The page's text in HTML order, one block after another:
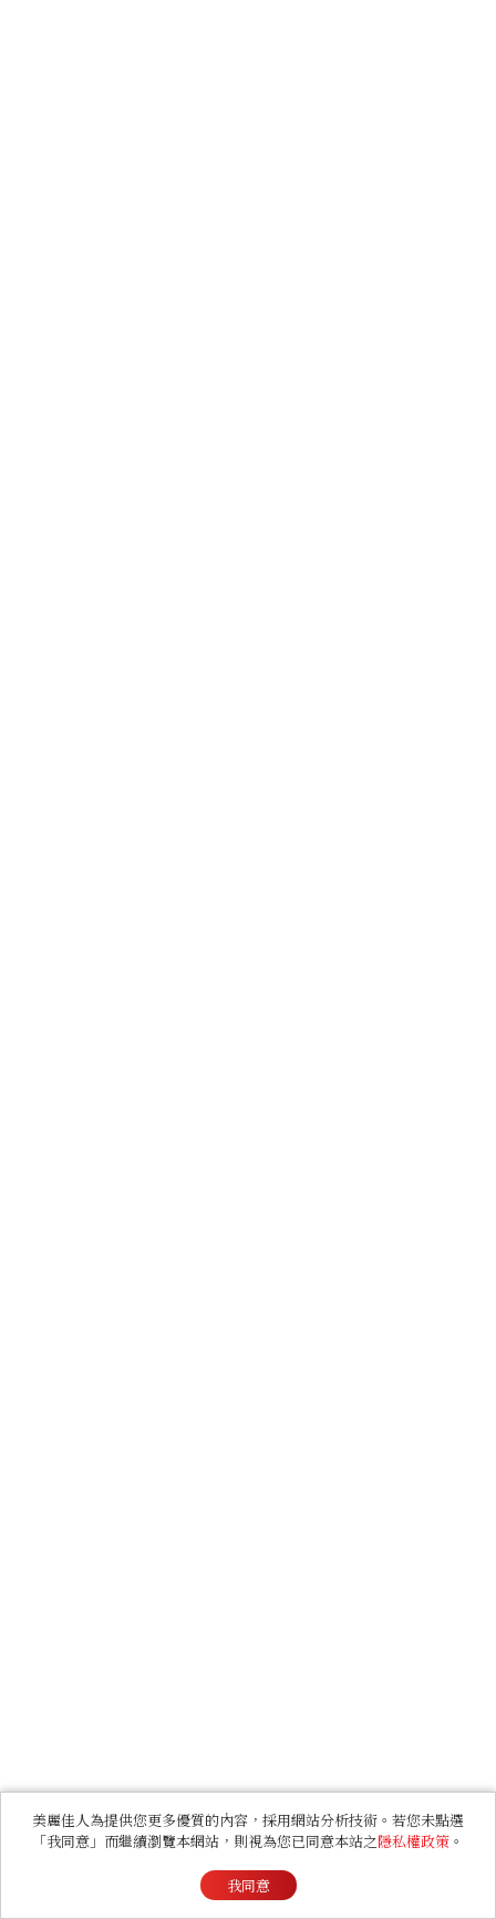
美麗佳人為提供您更多優質的內容，採用網站分析技術。若您未點選
「我同意」而繼續瀏覽本網站，則視為您已同意本站之隱私權政策 。
我同意